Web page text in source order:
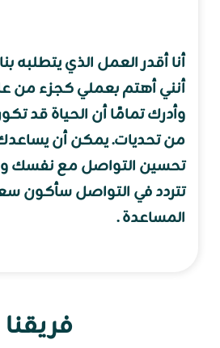
أنا أقدر العمل الذي يتطلبه
أنني أهتم بعملي كجزء من
وأدرك تمامًا أن الحياة قد
من تحديات. يمكن أن
تحسين التواصل مع نفسك
تتردد في التواصل سأكون
المساعدة .
فريقنا